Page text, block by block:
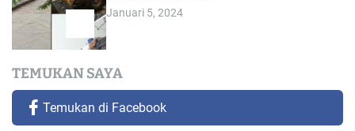
Januari 5, 2024
TEMUKAN SAYA
Temukan di Facebook